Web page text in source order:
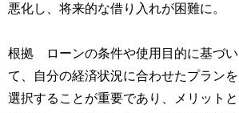
悪化し、将来的な借り入れが困難に。
根拠 ローンの条件や使用目的に基づい
て、自分の経済状況に合わせたプランを
選択することが重要であり、メリットと